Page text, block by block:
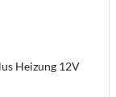
Heizung 12V